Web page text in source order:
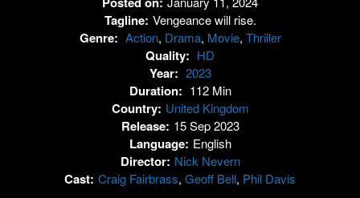
Tagline: Vengeance will rise.
Genre: Action, Drama, Movie, Thriller
Quality: HD
Year: 2023
Duration: 112 Min
Country: United Kingdom
Release: 15 Sep 2023
Language: English
Director: Nick Nevern
Cast: Craig Fairbrass, Geoff Bell, Phil Davis